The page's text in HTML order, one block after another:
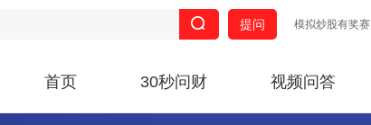
模拟炒股有奖赛
提问
首页 30秒问财 视频问答